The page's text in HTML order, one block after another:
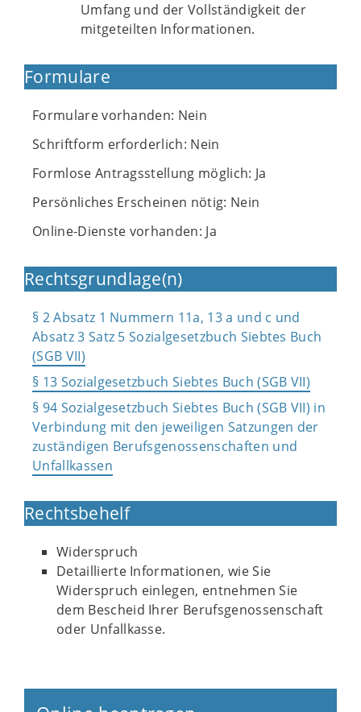
Umfang und der Vollständigkeit der
mitgeteilten Informationen.
Formulare
Formulare vorhanden: Nein
Schriftform erforderlich: Nein
Formlose Antragsstellung möglich: Ja
Persönliches Erscheinen nötig: Nein
Online-Dienste vorhanden: Ja
Rechtsgrundlage(n)
§ 2 Absatz 1 Nummern 11a, 13 a und c und
Absatz 3 Satz 5 Sozialgesetzbuch Siebtes Buch
(SGB VII)
§ 13 Sozialgesetzbuch Siebtes Buch (SGB VII)
§ 94 Sozialgesetzbuch Siebtes Buch (SGB VII) in
Verbindung mit den jeweiligen Satzungen der
zuständigen Berufsgenossenschaften und
Unfallkassen
Rechtsbehelf
Widerspruch
Detaillierte Informationen, wie Sie
Widerspruch einlegen, entnehmen Sie
dem Bescheid Ihrer Berufsgenossenschaft
oder Unfallkasse.